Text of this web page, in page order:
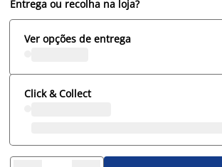
Entrega ou recolha na loja?
Ver opções de entrega
Click & Collect